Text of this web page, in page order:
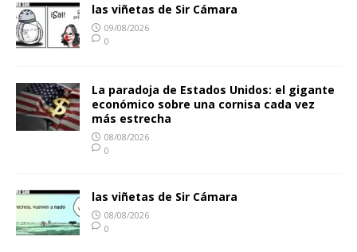
las viñetas de Sir Cámara
09/08/2026
0
La paradoja de Estados Unidos: el gigante
económico sobre una cornisa cada vez
más estrecha
08/08/2026
0
las viñetas de Sir Cámara
08/08/2026
0